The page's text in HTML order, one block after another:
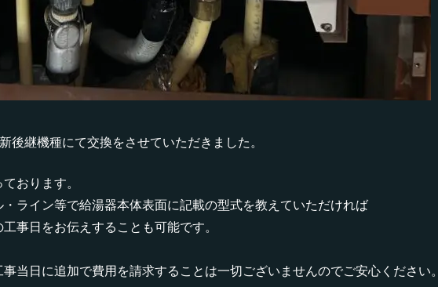
後継機種にて交換をさせていただきました。
おります。
ライン等で給湯器本体表面に記載の型式を教えていただければ
事日をお伝えすることも可能です。
当日に追加で費用を請求することは一切ございませんのでご安心ください。